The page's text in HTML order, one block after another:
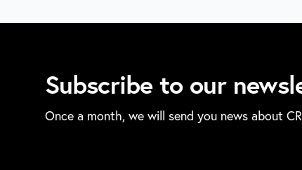
Subscribe to our
Once a month, we will send you news about